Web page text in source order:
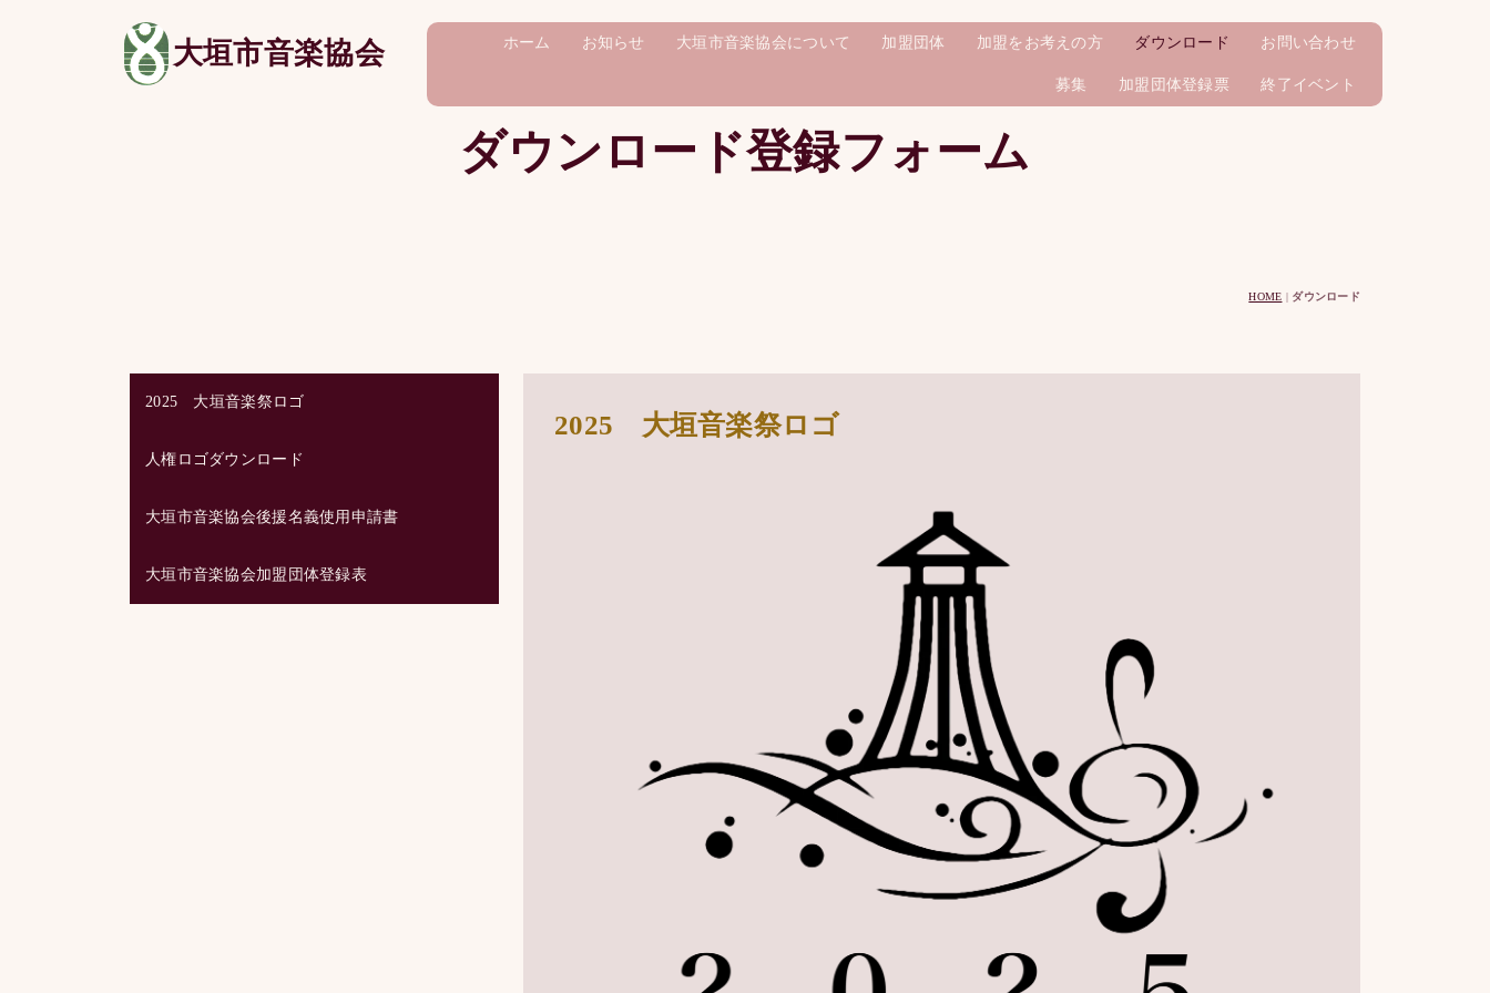
大垣市音楽協会 ホーム お知らせ 大垣市音楽協会について 加盟団体 加盟をお考えの方 ダウンロード お問い合わせ
募集 加盟団体登録票 終了イベント
ダウンロード登録フォーム
HOME | ダウンロード
2025 大垣音楽祭ロゴ
人権ロゴダウンロード
大垣市音楽協会後援名義使用申請書
大垣市音楽協会加盟団体登録表
2025 大垣音楽祭ロゴ